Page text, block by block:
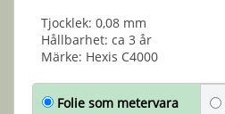
Tjocklek: 0,08 mm
Hållbarhet: ca 3 år
Märke: Hexis C4000
Folie som metervara